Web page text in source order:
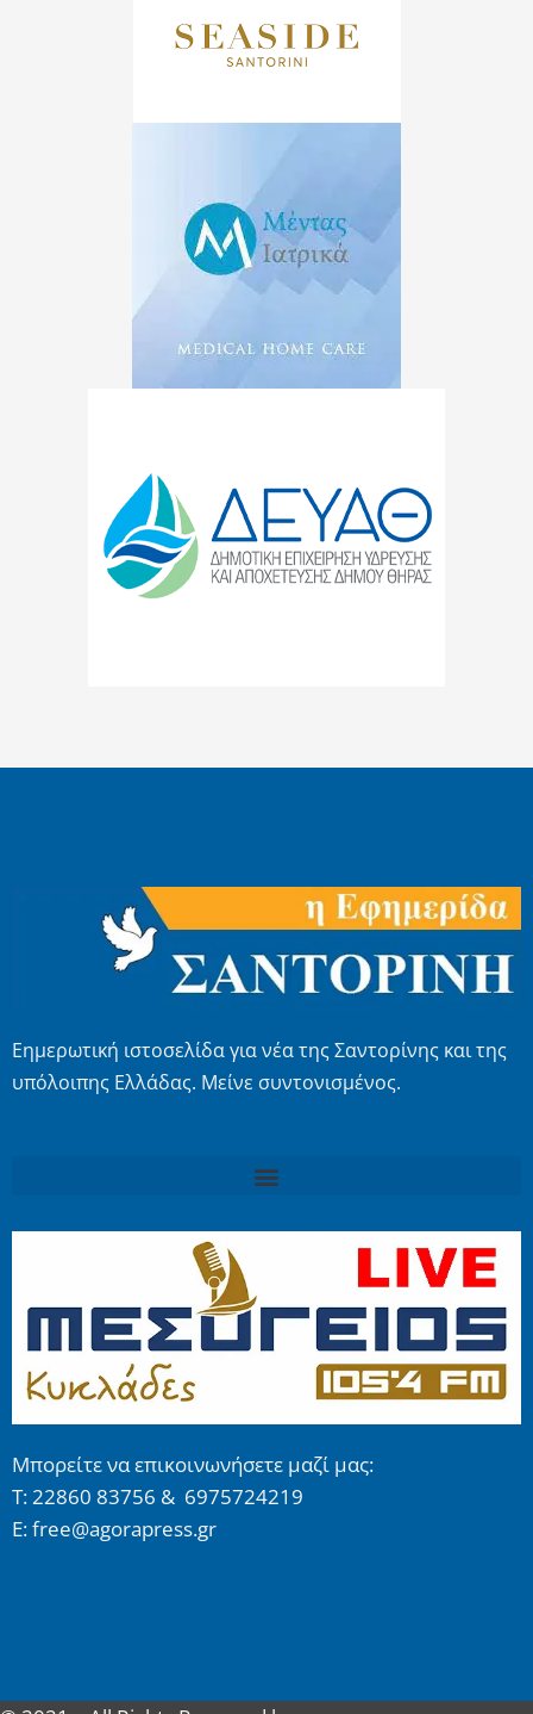
Εημερωτική ιστοσελίδα για νέα της Σαντορίνης και της
υπόλοιπης Ελλάδας. Μείνε συντονισμένος.
Μπορείτε να επικοινωνήσετε μαζί μας:
Τ: 22860 83756 & 6975724219
E: free@agorapress.gr